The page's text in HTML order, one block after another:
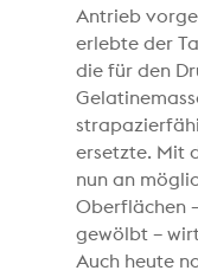
Antrieb
erlebte der
die für den
ersetzte. Mit
nun an
Oberflächen
gewölbt –
Auch heute